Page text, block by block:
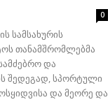
0
სამსახურის
თანამშრომლებმა
და
შედეგად, სპორტული
და მეორე და